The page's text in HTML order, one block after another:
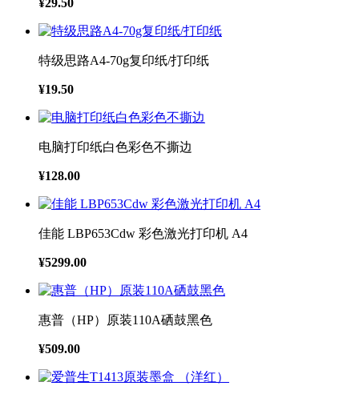
特级思路A4-70g复印纸/打印纸
¥19.50
电脑打印纸白色彩色不撕边
¥128.00
佳能 LBP653Cdw 彩色激光打印机 A4
¥5299.00
惠普（HP）原装110A硒鼓黑色
¥509.00